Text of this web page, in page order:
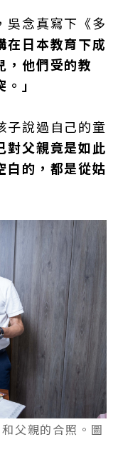
吳念真寫下《多
在日本教育下成
，他們受的教
」
子說過自己的童
對父親竟是如此
白的，都是從姑
父親的合照。圖